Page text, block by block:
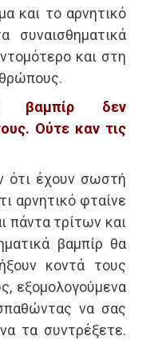
και το αρνητικό
συναισθηματικά
και στη
βαμπίρ δεν
Ούτε καν τις
ότι έχουν σωστή
αρνητικό φταίνε
πάντα τρίτων και
βαμπίρ θα
κοντά τους
εξομολογούμενα
να σας
τα συντρέξετε.